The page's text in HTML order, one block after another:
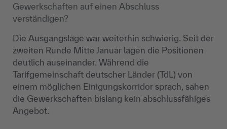
Gewerkschaften auf einen Abschluss
verständigen?
Die Ausgangslage war weiterhin schwierig. Seit der
zweiten Runde Mitte Januar lagen die Positionen
deutlich auseinander. Während die
Tarifgemeinschaft deutscher Länder (TdL) von
einem möglichen Einigungskorridor sprach, sahen
die Gewerkschaften bislang kein abschlussfähiges
Angebot.